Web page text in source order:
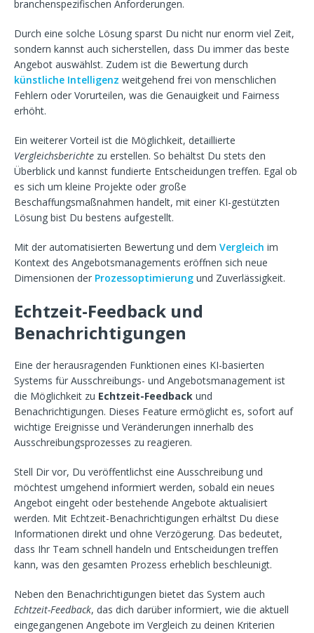
branchenspezifischen Anforderungen.
Durch eine solche Lösung sparst Du nicht nur enorm viel Zeit,
sondern kannst auch sicherstellen, dass Du immer das beste
Angebot auswählst. Zudem ist die Bewertung durch
künstliche Intelligenz weitgehend frei von menschlichen
Fehlern oder Vorurteilen, was die Genauigkeit und Fairness
erhöht.
Ein weiterer Vorteil ist die Möglichkeit, detaillierte
Vergleichsberichte zu erstellen. So behältst Du stets den
Überblick und kannst fundierte Entscheidungen treffen. Egal ob
es sich um kleine Projekte oder große
Beschaffungsmaßnahmen handelt, mit einer KI-gestützten
Lösung bist Du bestens aufgestellt.
Mit der automatisierten Bewertung und dem Vergleich im
Kontext des Angebotsmanagements eröffnen sich neue
Dimensionen der Prozessoptimierung und Zuverlässigkeit.
Echtzeit-Feedback und
Benachrichtigungen
Eine der herausragenden Funktionen eines KI-basierten
Systems für Ausschreibungs- und Angebotsmanagement ist
die Möglichkeit zu Echtzeit-Feedback und
Benachrichtigungen. Dieses Feature ermöglicht es, sofort auf
wichtige Ereignisse und Veränderungen innerhalb des
Ausschreibungsprozesses zu reagieren.
Stell Dir vor, Du veröffentlichst eine Ausschreibung und
möchtest umgehend informiert werden, sobald ein neues
Angebot eingeht oder bestehende Angebote aktualisiert
werden. Mit Echtzeit-Benachrichtigungen erhältst Du diese
Informationen direkt und ohne Verzögerung. Das bedeutet,
dass Ihr Team schnell handeln und Entscheidungen treffen
kann, was den gesamten Prozess erheblich beschleunigt.
Neben den Benachrichtigungen bietet das System auch
Echtzeit-Feedback, das dich darüber informiert, wie die aktuell
eingegangenen Angebote im Vergleich zu deinen Kriterien